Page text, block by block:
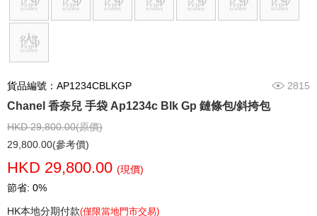
貨品編號：AP1234CBLKGP 2815
Chanel 香奈兒 手袋 Ap1234c Blk Gp 鏈條包/斜挎包
HKD 29,800.00(原價)
29,800.00(參考價)
HKD 29,800.00 (現價)
節省: 0%
HK本地分期付款(僅限當地門市交易)